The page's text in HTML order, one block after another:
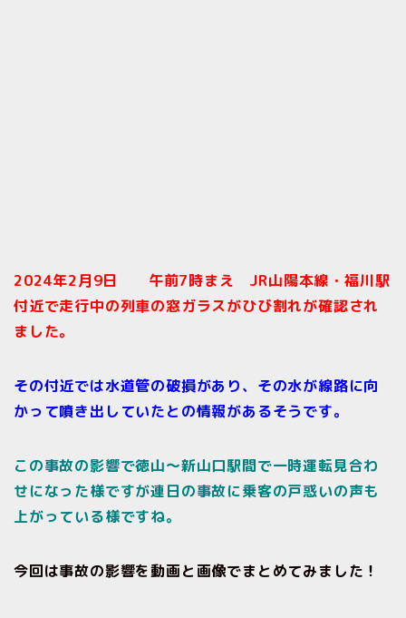
2024年2月9日 午前7時まえ JR山陽本線・福川駅
付近で走行中の列車の窓ガラスがひび割れが確認され
ました。
その付近では水道管の破損があり、その水が線路に向
かって噴き出していたとの情報があるそうです。
この事故の影響で徳山〜新山口駅間で一時運転見合わ
せになった様ですが連日の事故に乗客の戸惑いの声も
上がっている様ですね。
今回は事故の影響を動画と画像でまとめてみました！